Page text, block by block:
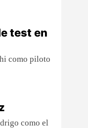
test en
como piloto
como el